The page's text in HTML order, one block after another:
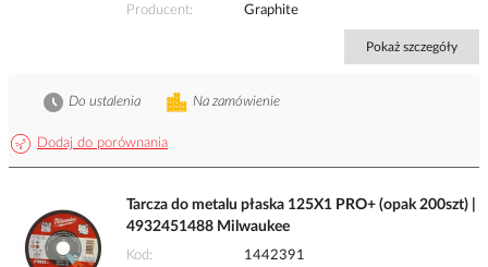
Producent
Graphite
Pokaż szczegóły
Dodaj do porównania
Na zamówienie
Do ustalenia
Tarcza do metalu płaska 125X1 PRO+ (opak 200szt) |
4932451488 Milwaukee
Kod
1442391